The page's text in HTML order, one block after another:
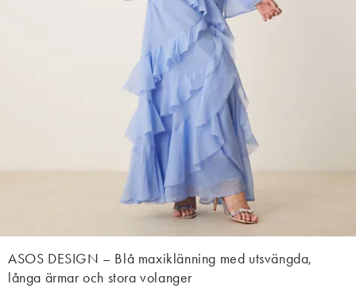
ASOS DESIGN – Blå maxiklänning med utsvängda,
långa ärmar och stora volanger